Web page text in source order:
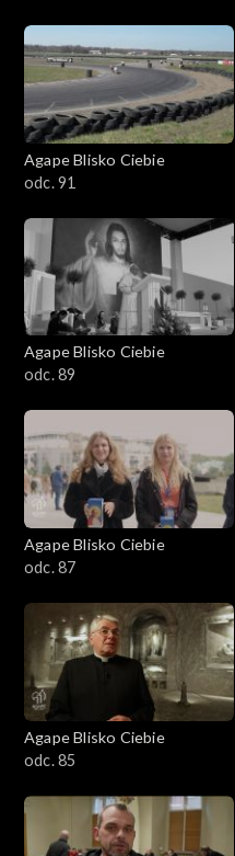
Agape Blisko Ciebie
odc. 91
Agape Blisko Ciebie
odc. 89
Agape Blisko Ciebie
odc. 87
Agape Blisko Ciebie
odc. 85